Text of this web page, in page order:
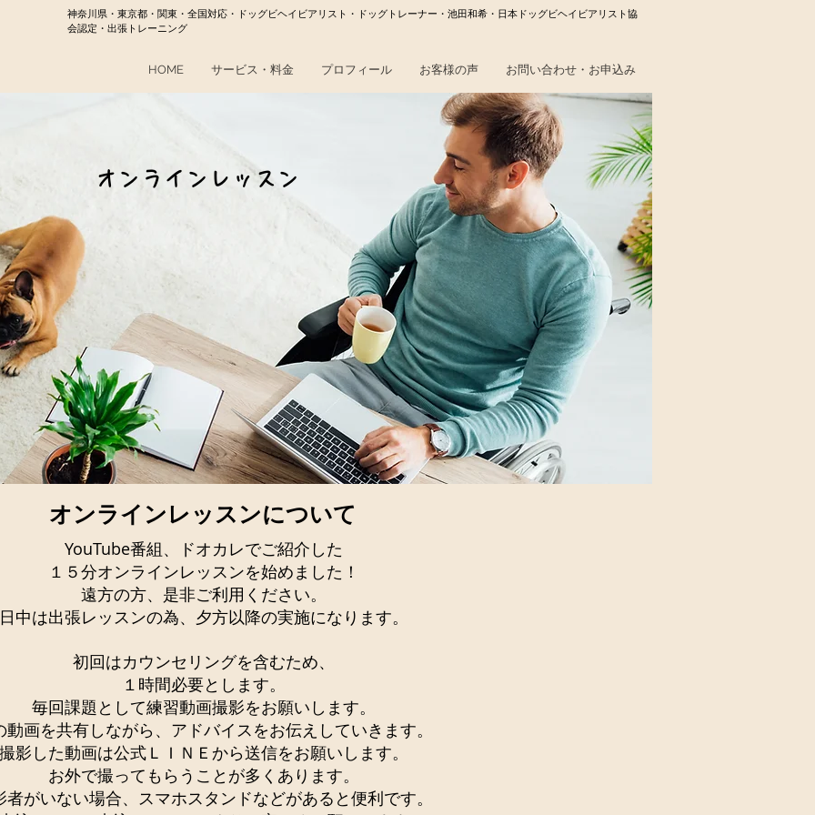
神奈川県・東京都・関東・全国対応・ドッグビヘイビアリスト・ドッグトレーナー・池田和希・日本ドッグビヘイビアリスト協
会認定・出張トレーニング
HOME サービス・料金 プロフィール お客様の声 お問い合わせ・お申込み
​オンラインレッスン
オンラインレッスンについて
YouTube番組、ドオカレでご紹介した
１５分オンラインレッスンを始めました！
遠方の方、是非ご利用ください。
中は出張レッスンの為、夕方以降の実施になります。
初回はカウンセリングを含むため、
１時間必要とします。
毎回課題として練習動画撮影をお願いします。
動画を共有しながら、アドバイスをお伝えしていきます。
影した動画は公式ＬＩＮＥから送信をお願いします。
お外で撮ってもらうことが多くあります。
者がいない場合、スマホスタンドなどがあると便利です。